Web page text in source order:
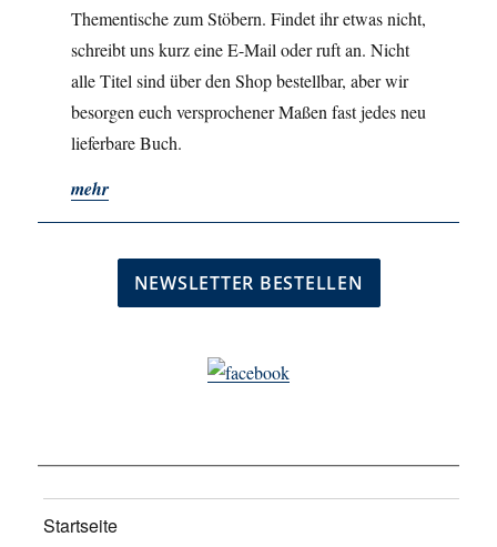
Thementische zum Stöbern. Findet ihr etwas nicht,
schreibt uns kurz eine E-Mail oder ruft an. Nicht
alle Titel sind über den Shop bestellbar, aber wir
besorgen euch versprochener Maßen fast jedes neu
lieferbare Buch.
mehr
Startseite